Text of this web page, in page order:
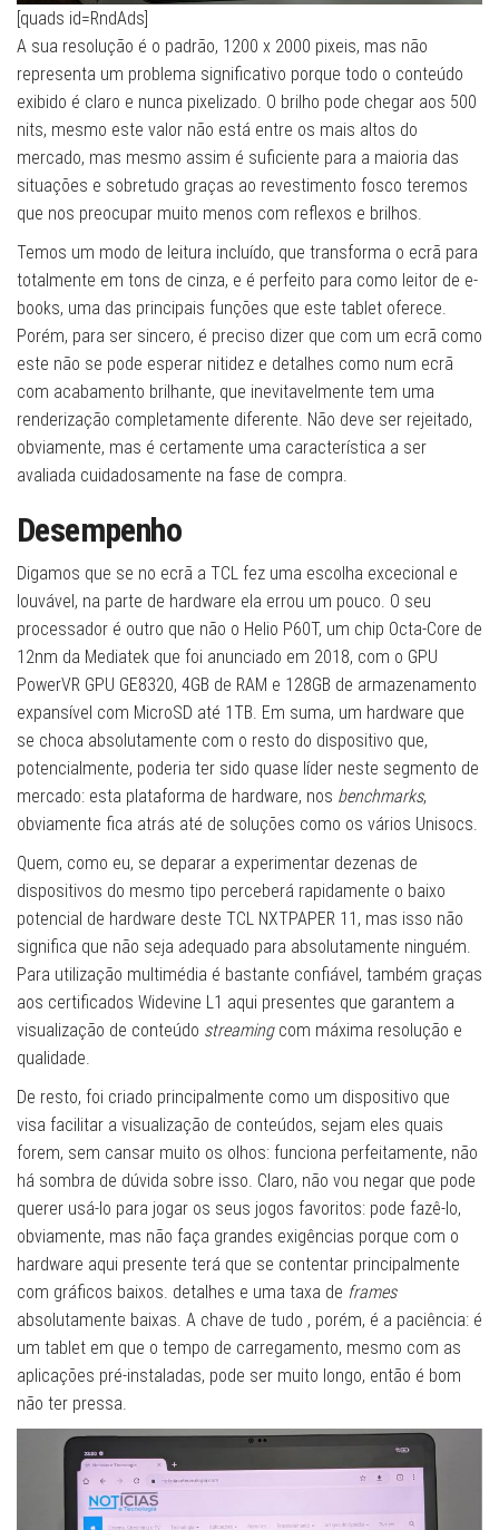
[quads id=RndAds]
A sua resolução é o padrão, 1200 x 2000 pixeis, mas não
representa um problema significativo porque todo o conteúdo
exibido é claro e nunca pixelizado. O brilho pode chegar aos 500
nits, mesmo este valor não está entre os mais altos do
mercado, mas mesmo assim é suficiente para a maioria das
situações e sobretudo graças ao revestimento fosco teremos
que nos preocupar muito menos com reflexos e brilhos.
Temos um modo de leitura incluído, que transforma o ecrã para
totalmente em tons de cinza, e é perfeito para como leitor de e-
books, uma das principais funções que este tablet oferece.
Porém, para ser sincero, é preciso dizer que com um ecrã como
este não se pode esperar nitidez e detalhes como num ecrã
com acabamento brilhante, que inevitavelmente tem uma
renderização completamente diferente. Não deve ser rejeitado,
obviamente, mas é certamente uma característica a ser
avaliada cuidadosamente na fase de compra.
Desempenho
Digamos que se no ecrã a TCL fez uma escolha excecional e
louvável, na parte de hardware ela errou um pouco. O seu
processador é outro que não o Helio P60T, um chip Octa-Core de
12nm da Mediatek que foi anunciado em 2018, com o GPU
PowerVR GPU GE8320, 4GB de RAM e 128GB de armazenamento
expansível com MicroSD até 1TB. Em suma, um hardware que
se choca absolutamente com o resto do dispositivo que,
potencialmente, poderia ter sido quase líder neste segmento de
mercado: esta plataforma de hardware, nos benchmarks,
obviamente fica atrás até de soluções como os vários Unisocs.
Quem, como eu, se deparar a experimentar dezenas de
dispositivos do mesmo tipo perceberá rapidamente o baixo
potencial de hardware deste TCL NXTPAPER 11, mas isso não
significa que não seja adequado para absolutamente ninguém.
Para utilização multimédia é bastante confiável, também graças
aos certificados Widevine L1 aqui presentes que garantem a
visualização de conteúdo streaming com máxima resolução e
qualidade.
De resto, foi criado principalmente como um dispositivo que
visa facilitar a visualização de conteúdos, sejam eles quais
forem, sem cansar muito os olhos: funciona perfeitamente, não
há sombra de dúvida sobre isso. Claro, não vou negar que pode
querer usá-lo para jogar os seus jogos favoritos: pode fazê-lo,
obviamente, mas não faça grandes exigências porque com o
hardware aqui presente terá que se contentar principalmente
com gráficos baixos. detalhes e uma taxa de frames
absolutamente baixas. A chave de tudo , porém, é a paciência: é
um tablet em que o tempo de carregamento, mesmo com as
aplicações pré-instaladas, pode ser muito longo, então é bom
não ter pressa.